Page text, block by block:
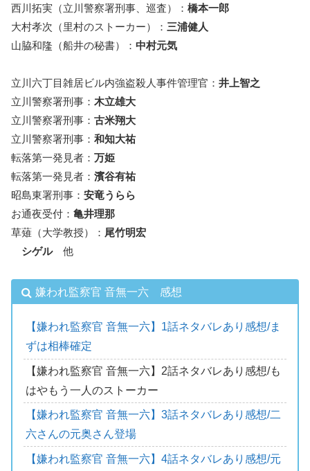
西川拓実（立川警察署刑事、巡査）： 橋本一郎
大村孝次（里村のストーカー）： 三浦健人
山脇和隆（船井の秘書）： 中村元気
立川六丁目雑居ビル内強盗殺人事件管理官： 井上智之
立川警察署刑事： 木立雄大
立川警察署刑事： 古米翔大
立川警察署刑事： 和知大祐
転落第一発見者： 万姫
転落第一発見者： 濱谷有祐
昭島東署刑事： 安竜うらら
お通夜受付： 亀井理那
草薙（大学教授）： 尾竹明宏
シゲル他
嫌われ監察官 音無一六 感想
【嫌われ監察官 音無一六】1話ネタバレあり感想/ま
ずは相棒確定
【嫌われ監察官 音無一六】2話ネタバレあり感想/も
はやもう一人のストーカー
【嫌われ監察官 音無一六】3話ネタバレあり感想/二
六さんの元奥さん登場
【嫌われ監察官 音無一六】4話ネタバレあり感想/元